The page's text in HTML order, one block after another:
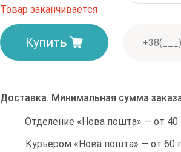
Товар заканчивается
Купить
Доставка. Минимальная сумма
Отделение «Нова пошта» — от 40
Курьером «Нова пошта» — от 60